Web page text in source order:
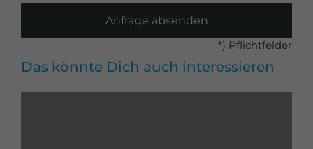
Anfrage absenden
*) Pflichtfelder
Das könnte Dich auch interessieren